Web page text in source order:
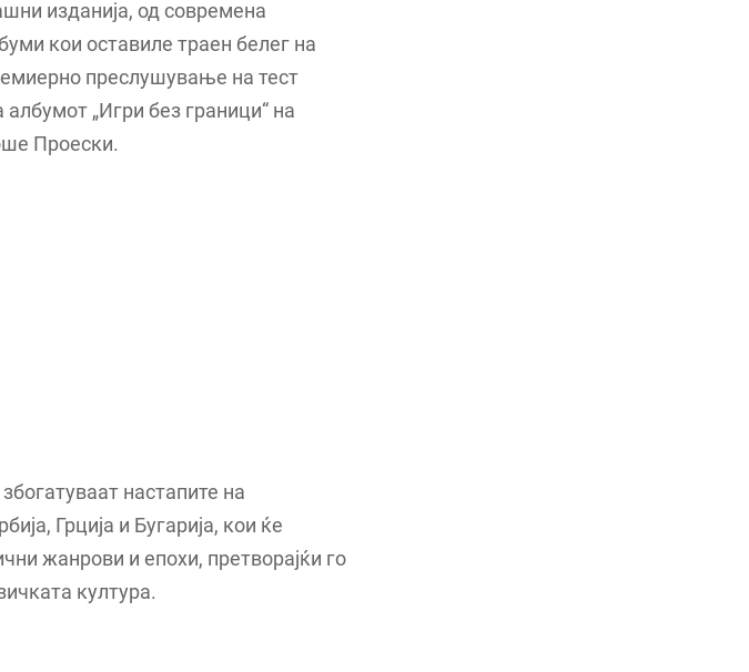
изданија, од современа
кои оставиле траен белег на
преслушување на тест
„Игри без граници“ на
Проески.
настапите на
Грција и Бугарија, кои ќе
жанрови и епохи, претворајќи го
култура.